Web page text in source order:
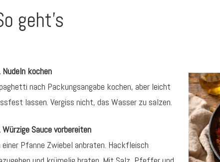
geht's
Nudeln kochen
nach Packungsangabe kochen, aber leicht
lassen. Vergiss nicht, das Wasser zu salzen.
Würzige Sauce vorbereiten
einer Pfanne Zwiebel anbraten. Hackfleisch